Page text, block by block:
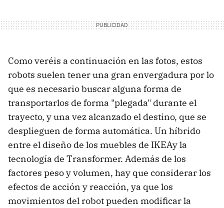
Como veréis a continuación en las fotos, estos
robots suelen tener una gran envergadura por lo
que es necesario buscar alguna forma de
transportarlos de forma "plegada" durante el
trayecto, y una vez alcanzado el destino, que se
desplieguen de forma automática. Un híbrido
entre el diseño de los muebles de IKEAy la
tecnología de Transformer. Además de los
factores peso y volumen, hay que considerar los
efectos de acción y reacción, ya que los
movimientos del robot pueden modificar la